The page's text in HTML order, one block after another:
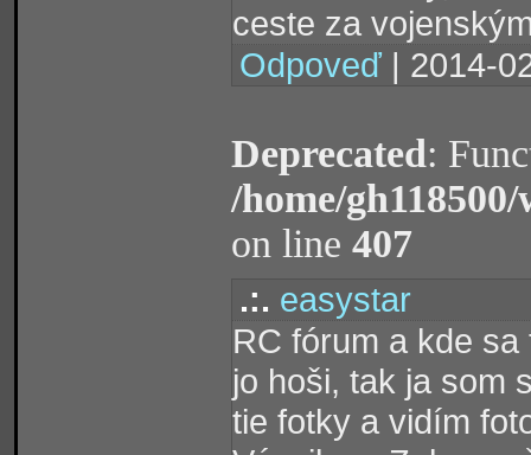
ceste za
Odpoveď | 2014-
Deprecated:
/home/
on line 407
.:. easystar
RC fórum a kde
jo hoši, tak ja som
tie fotky a vidím